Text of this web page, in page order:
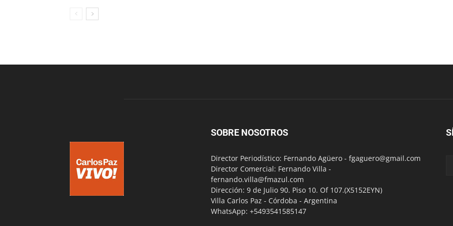
SOBRE NOSOTROS
Director Periodístico: Fernando Agüero - fgaguero@gmail.com
Director Comercial: Fernando Villa -
fernando.villa@fmazul.com
Dirección: 9 de Julio 90. Piso 10. Of 107.(X5152EYN)
Villa Carlos Paz - Córdoba - Argentina
WhatsApp: +5493541585147